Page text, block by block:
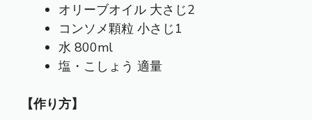
オリーブオイル 大さじ2
コンソメ顆粒 小さじ1
水 800ml
塩・こしょう 適量
【作り方】